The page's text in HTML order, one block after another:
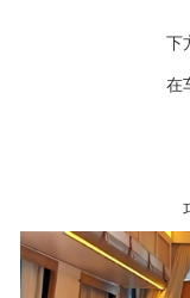
下
在